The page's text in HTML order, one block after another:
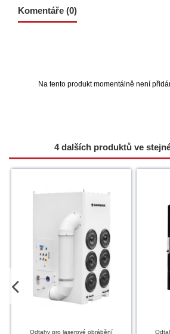
Komentáře (0)
Na tento produkt momentálně není
4 dalších produktů ve
Odtahy pro laserové obrábění